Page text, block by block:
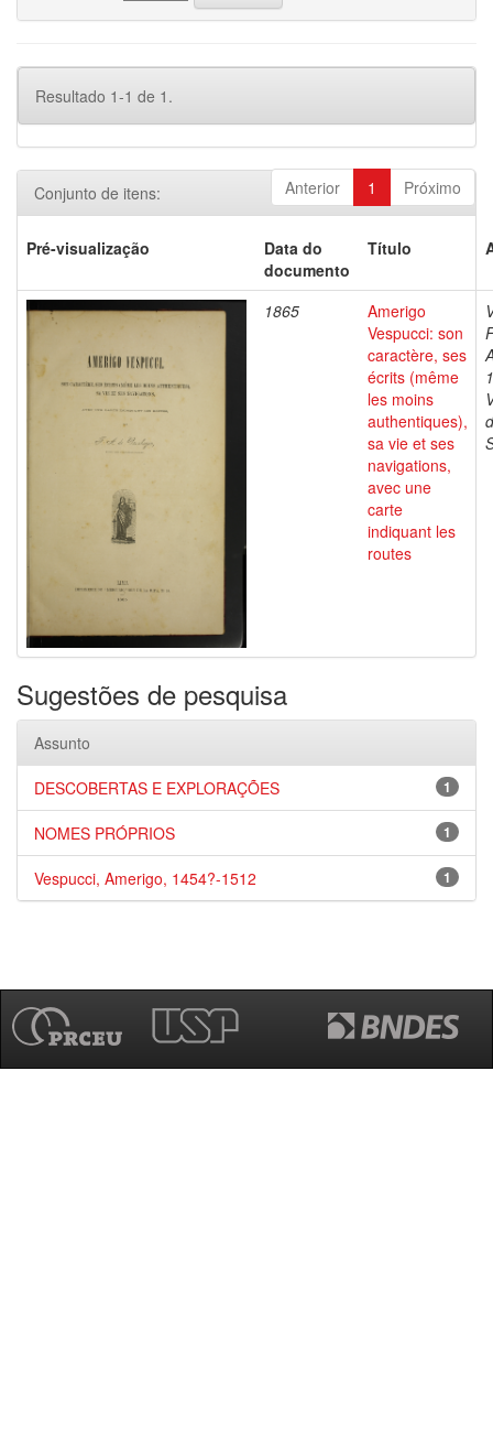
Resultado 1-1 de 1.
Anterior 1 Próximo
Conjunto de itens:
Pré-visualização
Data do
documento
Título
1865
Amerigo
Vespucci: son
caractère, ses
écrits (même
les moins
authentiques),
sa vie et ses
navigations,
avec une
carte
indiquant les
routes
Sugestões de pesquisa
Assunto
1
DESCOBERTAS E EXPLORAÇÕES
1
NOMES PRÓPRIOS
1
Vespucci, Amerigo, 1454?-1512